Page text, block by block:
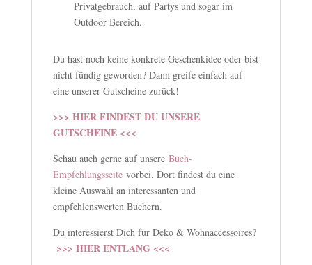
Privatgebrauch, auf Partys und sogar im
Outdoor Bereich.
Du hast noch keine konkrete Geschenkidee oder bist
nicht fündig geworden? Dann greife einfach auf
eine unserer Gutscheine zurück!
>>> HIER FINDEST DU UNSERE
GUTSCHEINE <<<
Schau auch gerne auf unsere Buch-
Empfehlungsseitevorbei. Dort findest du eine
kleine Auswahl an interessanten und
empfehlenswerten Büchern.
Du interessierst Dich für Deko & Wohnaccessoires?
>>> HIER ENTLANG <<<